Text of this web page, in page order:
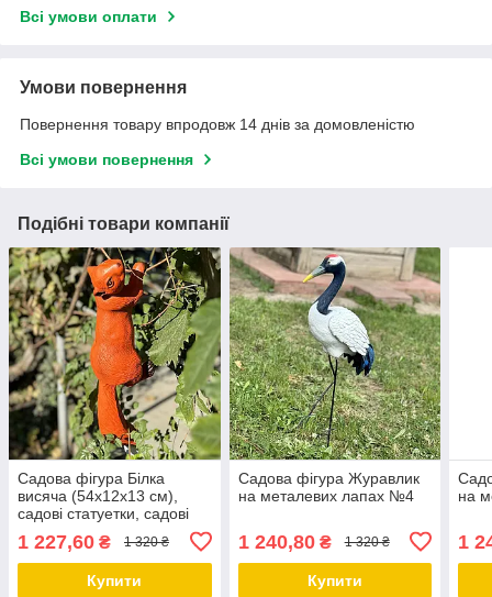
Всі умови оплати
Умови повернення
Повернення товару впродовж 14 днів за домовленістю
Всі умови повернення
Подібні товари компанії
Садова фігура Білка
висяча (54х12х13 см),
садові статуетки, садові
садово-паркові фігури
1 227,60 ₴ 1 320 ₴
Купити
Садова фігура Журавлик
на металевих лапах №4
1 240,80₴ 1 320 ₴
Купити
на
1